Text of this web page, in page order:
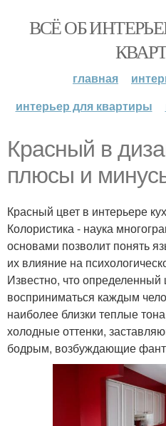
ВСЁ ОБ
главная
интерьер для квартиры
Красный в
плюсы и
Красный цвет в интерьере
Колористика - наука
основами позволит понять
их влияние на
Известно, что определенный
восприниматься каждым
наиболее близки теплые
холодные оттенки,
бодрым, возбуждающие